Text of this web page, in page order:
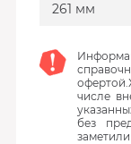
261 мм
числе
без